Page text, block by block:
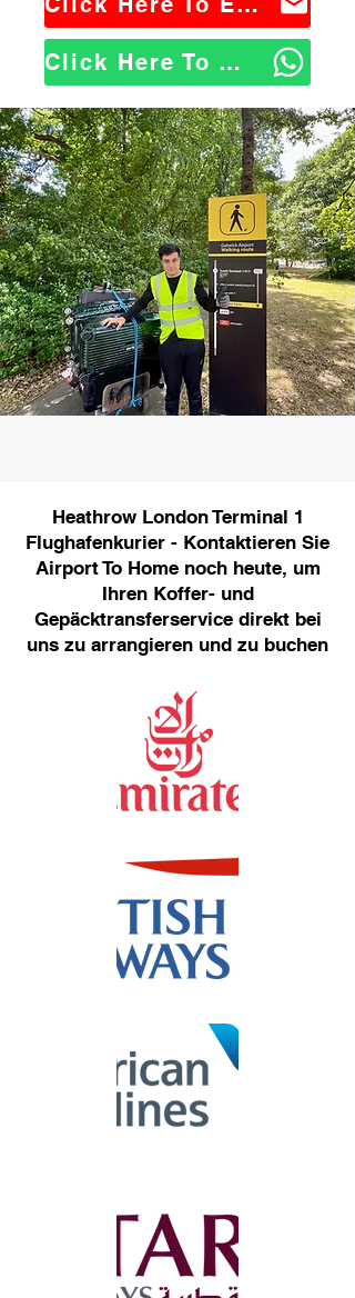
Click Here To WhatsApp Us
Heathrow London Terminal 1
Flughafenkurier - Kontaktieren Sie
Airport To Home noch heute, um
Ihren Koffer- und
Gepäcktransferservice direkt bei
uns zu arrangieren und zu buchen